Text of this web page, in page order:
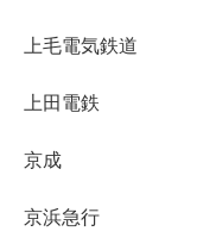
上毛電気鉄道
上田電鉄
京成
京浜急行